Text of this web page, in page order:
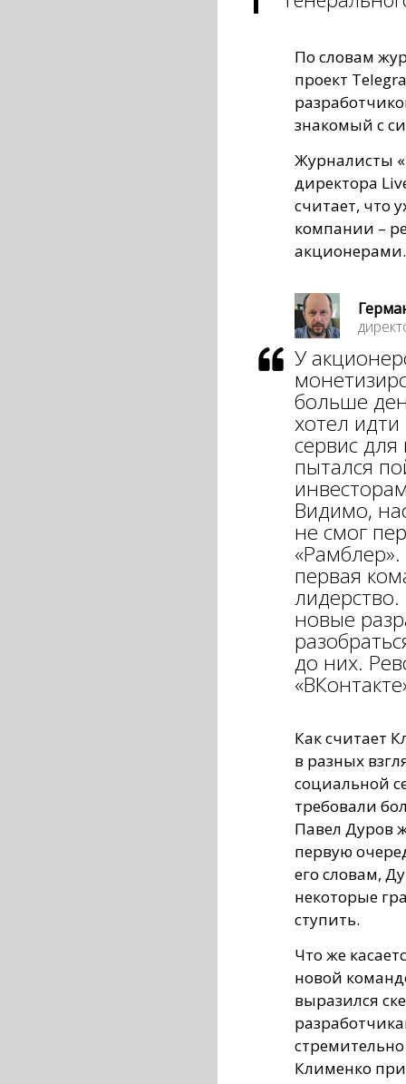
По словам
проект
знакомый с
Журналисты
директора
считает, что
компании –
акционерами.
У
больше
хотел
сервис
пытался
Видимо,
не смог
первая
новые
до них.
Как считает
в разных
социальной
требовали
Павел Дуров
первую
его словам,
некоторые
ступить.
Что же
новой
выразился
Клименко